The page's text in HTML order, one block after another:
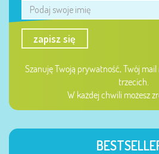
zapisz się
Szanuję Twoją prywatność, Twój mail
trzecich.
W każdej chwili możesz